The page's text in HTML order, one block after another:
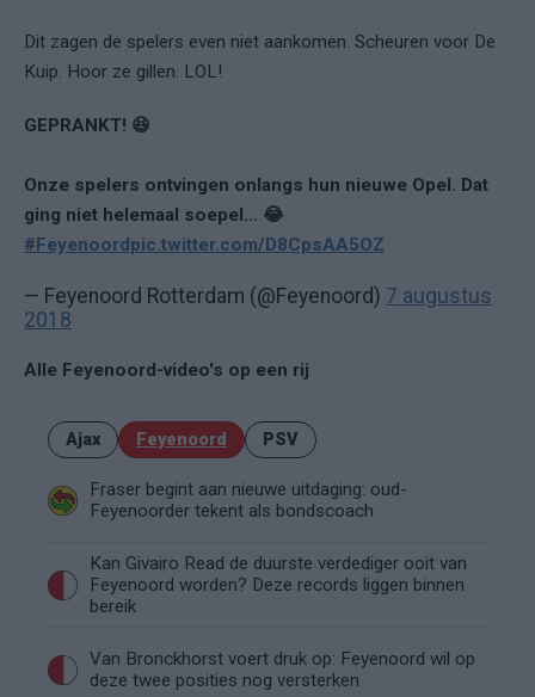
Dit zagen de spelers even niet aankomen. Scheuren voor De
Kuip. Hoor ze gillen. LOL!
GEPRANKT! 😆
Onze spelers ontvingen onlangs hun nieuwe Opel. Dat
ging niet helemaal soepel… 😂
#Feyenoordpic.twitter.com/D8CpsAA5OZ
— Feyenoord Rotterdam (@Feyenoord) 7 augustus
2018
Alle Feyenoord-video's op een rij
Ajax Feyenoord PSV
Fraser begint aan nieuwe uitdaging: oud-
Feyenoorder tekent als bondscoach
Kan Givairo Read de duurste verdediger ooit van
Feyenoord worden? Deze records liggen binnen
bereik
Van Bronckhorst voert druk op: Feyenoord wil op
deze twee posities nog versterken